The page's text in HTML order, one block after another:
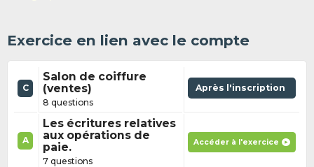
Exercice en lien avec le compte
C
Salon de coiffure
(ventes)
8 questions
Après l'inscription
A
Les écritures relatives
aux opérations de
paie.
7 questions
Accéder à l'exercice